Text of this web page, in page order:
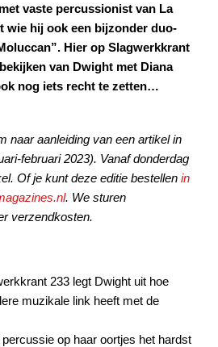
vaste percussionist van La
wie hij ook een bijzonder duo-
Hier op Slagwerkkrant
van Dwight met Diana
nog iets recht te zetten…
naar aanleiding van een artikelin
februari 2023). Vanaf donderdag
Of je kunt deze editie bestellen in
. We sturen
verzendkosten.
233 legt Dwight uit hoe
muzikale link heeft met de
percussie op haar oortjes het hardst